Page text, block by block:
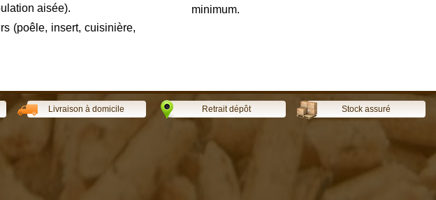
aisée).
(poêle, insert, cuisinière,
minimum.
Livraison à domicile Retrait dépôt Stock assuré